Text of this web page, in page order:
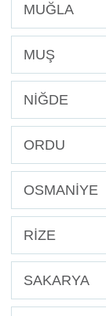
MUĞLA
MUŞ
NİĞDE
ORDU
OSMANİYE
RİZE
SAKARYA